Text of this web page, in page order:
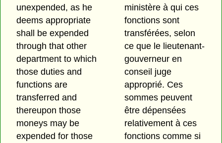
unexpended, as he
deems appropriate
shall be expended
through that other
department to which
those duties and
functions are
transferred and
thereupon those
moneys may be
expended for those
ministère à qui ces
fonctions sont
transférées, selon
ce que le lieutenant-
gouverneur en
conseil juge
approprié. Ces
sommes peuvent
être dépensées
relativement à ces
fonctions comme si